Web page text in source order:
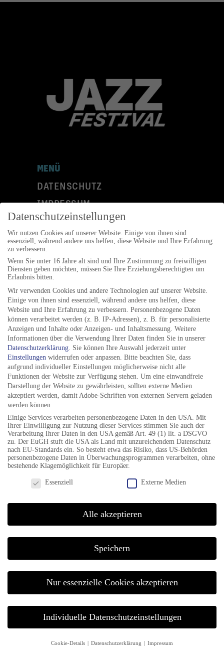
MENÜ
DATENSCHUTZ
IMPRESSUM
KONTAKT
Folgen Sie uns auf:
ANSCHRIFT
Jazzfestival Göttingen e.V.
Postfach 2309
37013 Göttingen
BÜROZEITEN
Do 17-19 Uhr
Fr 10-12 Uhr
TELEFON & FAX
info@jazzfestival-goettingen.de
© BASTA WERBEAGENTUR GMBH
Datenschutzeinstellungen
Wir nutzen Cookies auf unserer Website. Einige von ihnen sind
essenziell, während andere uns helfen, diese Website und Ihre Erfahrung
zu verbessern.
Wenn Sie unter 16 Jahre alt sind und Ihre Zustimmung zu freiwilligen
Diensten geben möchten, müssen Sie Ihre Erziehungsberechtigten um
Erlaubnis bitten.
Wir verwenden Cookies und andere Technologien auf unserer Website.
Einige von ihnen sind essenziell, während andere uns helfen, diese
Website und Ihre Erfahrung zu verbessern. Personenbezogene Daten
können verarbeitet werden (z. B. IP-Adressen), z. B. für personalisierte
Anzeigen und Inhalte oder Anzeigen- und Inhaltsmessung. Weitere
Informationen über die Verwendung Ihrer Daten finden Sie in unserer
Datenschutzerklärung Sie können Ihre Auswahl jederzeit unter
Einstellungen widerrufen oder anpassen. Bitte beachten Sie, dass
aufgrund individueller Einstellungen möglicherweise nicht alle
Funktionen der Website zur Verfügung stehen. Um eine einwandfreie
Darstellung der Website zu gewährleisten, sollten externe Medien
akzeptiert werden, damit Adobe-Schriften von externen Servern geladen
werden können.
Einige Services verarbeiten personenbezogene Daten in den USA. Mit
Ihrer Einwilligung zur Nutzung dieser Services stimmen Sie auch der
Verarbeitung Ihrer Daten in den USA gemäß Art. 49 (1) lit. a DSGVO
zu. Der EuGH stuft die USA als Land mit unzureichendem Datenschutz
nach EU-Standards ein. So besteht etwa das Risiko, dass US-Behörden
personenbezogene Daten in Überwachungsprogrammen verarbeiten, ohne
bestehende Klagemöglichkeit für Europäer.
Datenschutzeinstellungen
Essenziell Externe Medien
Alle akzeptieren
Speichern
Nur essenzielle Cookies akzeptieren
Individuelle Datenschutzeinstellungen
Cookie-Details Datenschutzerklärung Impressum